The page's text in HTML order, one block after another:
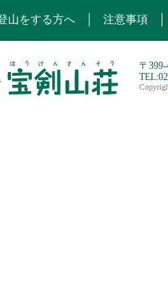
山をする方へ 注意事項
〒